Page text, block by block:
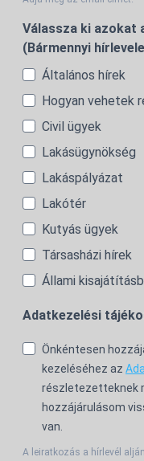
Válassza ki azokat
(Bármennyi
Általános hírek
Hogyan vehetek
Civil ügyek
Lakásügynökség
Lakáspályázat
Lakótér
Kutyás ügyek
Társasházi hírek
Állami
Adatkezelési
Önkéntesen
kezeléséhez az
részletezetteknek
hozzájárulásom
van.
A leiratkozás a hírlevél